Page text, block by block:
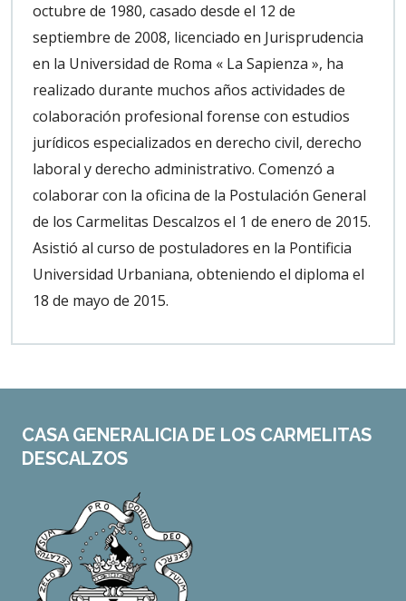
octubre de 1980, casado desde el 12 de
septiembre de 2008, licenciado en Jurisprudencia
en la Universidad de Roma « La Sapienza », ha
realizado durante muchos años actividades de
colaboración profesional forense con estudios
jurídicos especializados en derecho civil, derecho
laboral y derecho administrativo. Comenzó a
colaborar con la oficina de la Postulación General
de los Carmelitas Descalzos el 1 de enero de 2015.
Asistió al curso de postuladores en la Pontificia
Universidad Urbaniana, obteniendo el diploma el
18 de mayo de 2015.
CASA GENERALICIA DE LOS CARMELITAS
DESCALZOS